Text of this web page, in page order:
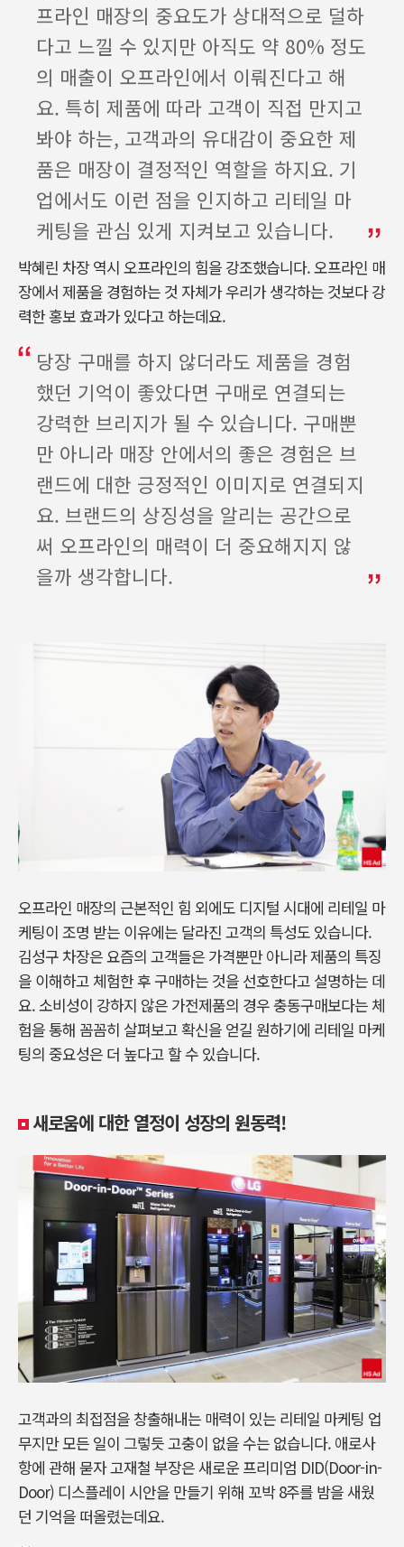
프라인 매장의 중요도가 상대적으로 덜하
다고 느낄 수 있지만 아직도 약 80% 정도
의 매출이 오프라인에서 이뤄진다고 해
요. 특히 제품에 따라 고객이 직접 만지고
봐야 하는, 고객과의 유대감이 중요한 제
품은 매장이 결정적인 역할을 하지요. 기
업에서도 이런 점을 인지하고 리테일 마
케팅을 관심 있게 지켜보고 있습니다.
박혜린 차장 역시 오프라인의 힘을 강조했습니다. 오프라인 매
장에서 제품을 경험하는 것 자체가 우리가 생각하는 것보다 강
력한 홍보 효과가 있다고 하는데요.
당장 구매를 하지 않더라도 제품을 경험
했던 기억이 좋았다면 구매로 연결되는
강력한 브리지가 될 수 있습니다. 구매뿐
만 아니라 매장 안에서의 좋은 경험은 브
랜드에 대한 긍정적인 이미지로 연결되지
요. 브랜드의 상징성을 알리는 공간으로
써 오프라인의 매력이 더 중요해지지 않
을까 생각합니다.
오프라인 매장의 근본적인 힘 외에도 디지털 시대에 리테일 마
케팅이 조명 받는 이유에는 달라진 고객의 특성도 있습니다.
김성구 차장은 요즘의 고객들은 가격뿐만 아니라 제품의 특징
을 이해하고 체험한 후 구매하는 것을 선호한다고 설명하는 데
요. 소비성이 강하지 않은 가전제품의 경우 충동구매보다는 체
험을 통해 꼼꼼히 살펴보고 확신을 얻길 원하기에 리테일 마케
팅의 중요성은 더 높다고 할 수 있습니다.
새로움에 대한 열정이 성장의 원동력!
고객과의 최접점을 창출해내는 매력이 있는 리테일 마케팅 업
무지만 모든 일이 그렇듯 고충이 없을 수는 없습니다. 애로사
항에 관해 묻자 고재철 부장은 새로운 프리미엄 DID(Door-in-
Door) 디스플레이 시안을 만들기 위해 꼬박 8주를 밤을 새웠
던 기억을 떠올렸는데요.